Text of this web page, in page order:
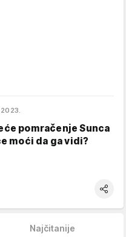
pomračenje Sunca
moći da ga vidi?
Najčitanije